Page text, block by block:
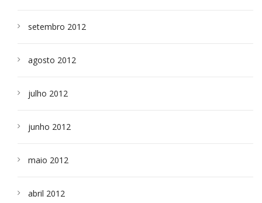
setembro 2012
agosto 2012
julho 2012
junho 2012
maio 2012
abril 2012